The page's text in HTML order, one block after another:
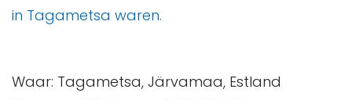
in Tagametsa waren.
Waar: Tagametsa, Järvamaa, Estland